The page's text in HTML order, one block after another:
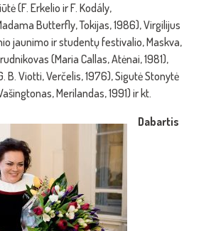
(F. Erkelio ir F. Kodály,
Butterfly, Tokijas, 1986), Virgilijus
jaunimo ir studentų festivalio, Maskva,
(Maria Callas, Atėnai, 1981),
B. Viotti, Verčelis, 1976), Sigutė Stonytė
Merilandas, 1991) ir kt.
Dabartis